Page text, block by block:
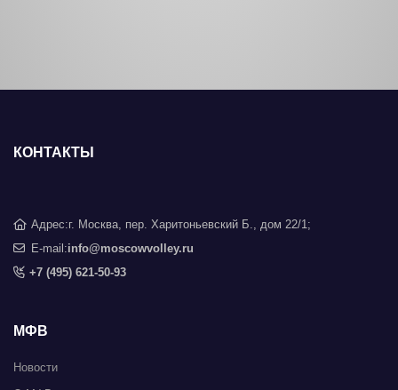
КОНТАКТЫ
Адрес:г. Москва, пер. Харитоньевский Б., дом 22/1;
E-mail:info@moscowvolley.ru
+7 (495) 621-50-93
МФВ
Новости